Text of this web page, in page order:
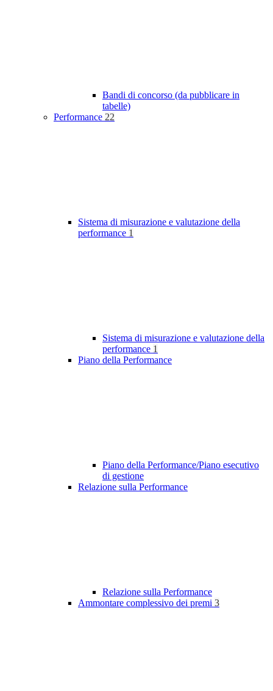
Bandi di concorso (da pubblicare in
tabelle)
Performance 22
Sistema di misurazione e valutazione della
performance 1
Sistema di misurazione e valutazione della
performance 1
Piano della Performance
Piano della Performance/Piano esecutivo
di gestione
Relazione sulla Performance
Relazione sulla Performance
Ammontare complessivo dei premi 3